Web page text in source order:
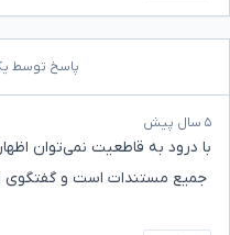
پاسخ توسط
۵ سال پیش
با درود به قاطعیت نمی‌توان
جمیع مستندات است و گفتگوی